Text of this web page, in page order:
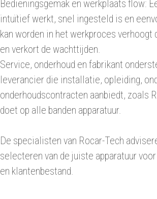
Bedieningsgemak en werkplaats flow:
intuïtief werkt, snel ingesteld is en
kan worden in het werkproces
en verkort de wachttijden.
Service, onderhoud en fabrikant
leverancier die installatie, opleiding,
onderhoudscontracten aanbiedt, zoals
doet op alle banden apparatuur.
De specialisten van Rocar-Tech
selecteren van de juiste apparatuur
en klantenbestand.